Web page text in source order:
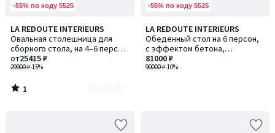
-55% по коду 5525
LA REDOUTE INTERIEURS
Овальная столешница для
сборного стола, на 4–6 персон,
ALZAR / АЛЗАР
29900 ₽-15%
от25415 ₽
1
/
5
Количество
цветов:
2
1
/
-55% по коду 5525
LA REDOUTE INTERIEURS
Обеденный стол на 6 персон,
с эффектом бетона,
продолговатой формы, OYATA
/ ОЯТА
90000 ₽-10%
81000 ₽